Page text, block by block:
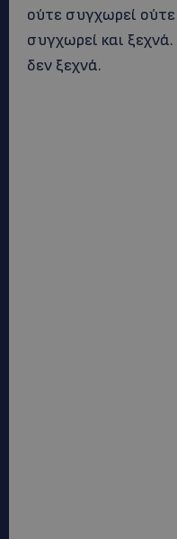
ούτε συγχωρεί
συγχωρεί και
δεν ξεχνά.